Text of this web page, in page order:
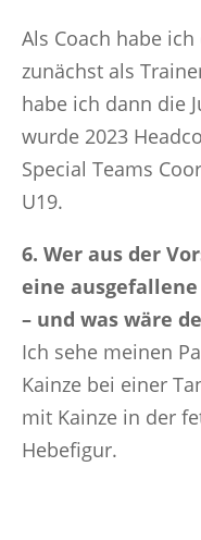
Als Coach habe
zunächst als
habe ich dann die
wurde 2023
Special Teams
U19.
6. Wer aus der
eine
– und was wäre
Ich sehe meinen
Kainze bei einer
mit Kainze in der
Hebefigur.